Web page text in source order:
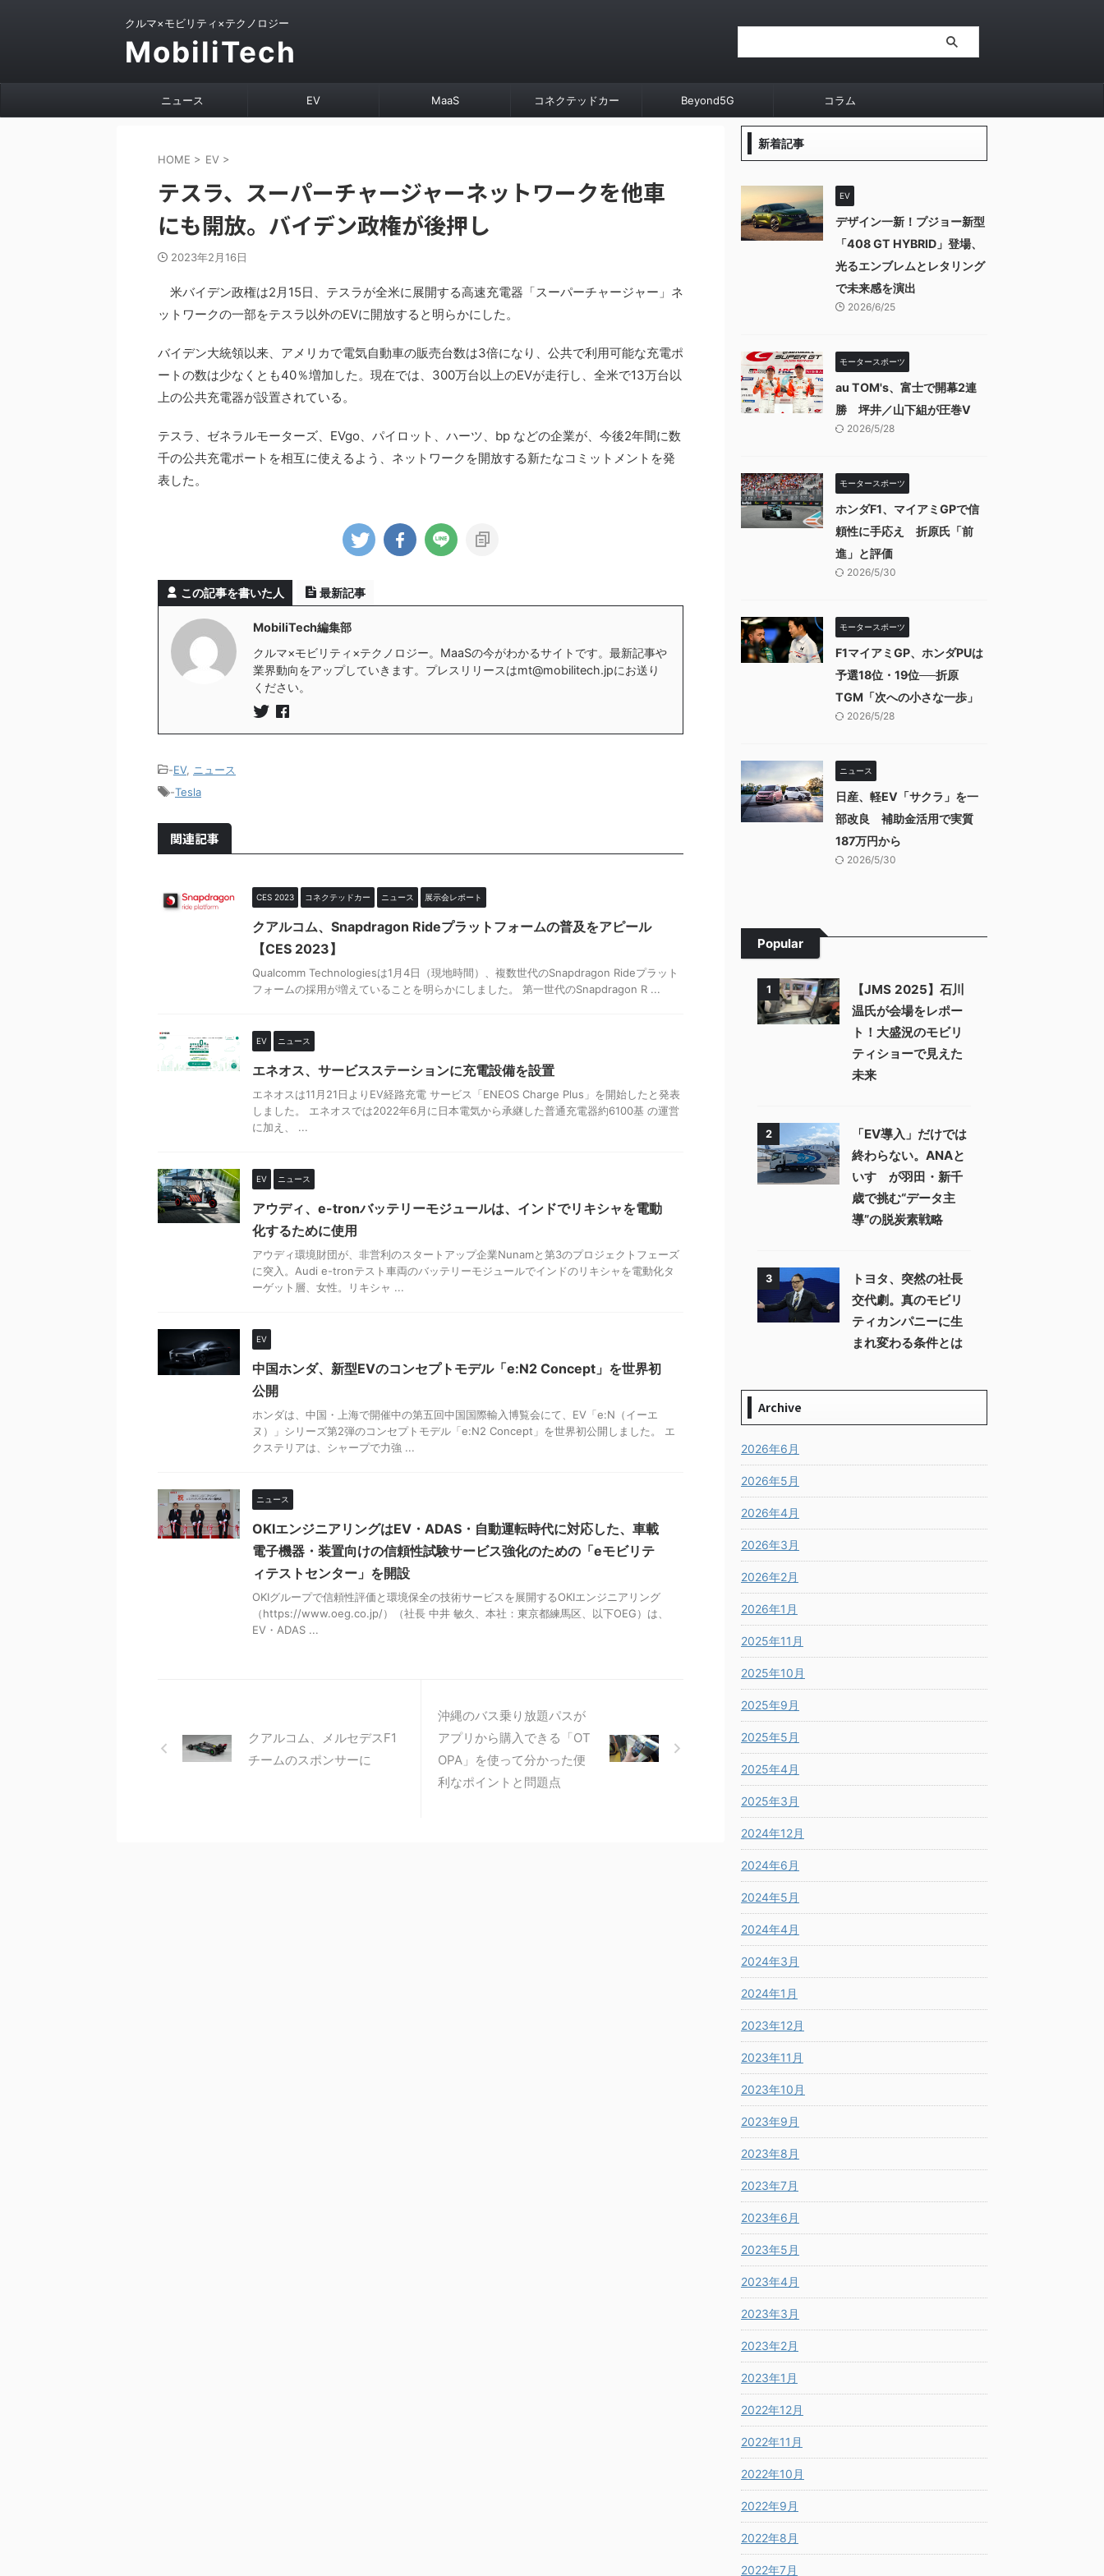
クルマ×モビリティ×テクノロジー
MobiliTech
ニュース EV MaaS コネクテッドカー Beyond5G コラム
HOME > EV >
テスラ、スーパーチャージャーネットワークを他車
にも開放。バイデン政権が後押し
2023年2月16日
米バイデン政権は2月15日、テスラが全米に展開する高速充電器「スーパーチャージャー」ネ
ットワークの一部をテスラ以外のEVに開放すると明らかにした。
バイデン大統領以来、アメリカで電気自動車の販売台数は3倍になり、公共で利用可能な充電ポ
ートの数は少なくとも40％増加した。現在では、300万台以上のEVが走行し、全米で13万台以
上の公共充電器が設置されている。
テスラ、ゼネラルモーターズ、EVgo、パイロット、ハーツ、bp などの企業が、今後2年間に数
千の公共充電ポートを相互に使えるよう、ネットワークを開放する新たなコミットメントを発
表した。
この記事を書いた人 最新記事
MobiliTech編集部
クルマ×モビリティ×テクノロジー。MaaSの今がわかるサイトです。最新記事や
業界動向をアップしていきます。プレスリリースはmt@mobilitech.jpにお送り
ください。
-EV, ニュース
-Tesla
関連記事
CES 2023 コネクテッドカー ニュース 展示会レポート
クアルコム、Snapdragon Rideプラットフォームの普及をアピール
【CES 2023】
Qualcomm Technologiesは1月4日（現地時間）、複数世代のSnapdragon Rideプラット
フォームの採用が増えていることを明らかにしました。 第一世代のSnapdragon R ...
EV ニュース
エネオス、サービスステーションに充電設備を設置
エネオスは11月21日よりEV経路充電 サービス「ENEOS Charge Plus」を開始したと発表
しました。 エネオスでは2022年6月に日本電気から承継した普通充電器約6100基 の運営
に加え、 ...
EV ニュース
アウディ、e-tronバッテリーモジュールは、インドでリキシャを電動
化するために使用
アウディ環境財団が、非営利のスタートアップ企業Nunamと第3のプロジェクトフェーズ
に突入。Audi e-tronテスト車両のバッテリーモジュールでインドのリキシャを電動化タ
ーゲット層、女性。リキシャ ...
EV
中国ホンダ、新型EVのコンセプトモデル「e:N2 Concept」を世界初
公開
ホンダは、中国・上海で開催中の第五回中国国際輸入博覧会にて、EV「e:N（イーエ
ヌ）」シリーズ第2弾のコンセプトモデル「e:N2 Concept」を世界初公開しました。 エ
クステリアは、シャープで力強 ...
ニュース
OKIエンジニアリングはEV・ADAS・自動運転時代に対応した、車載
電子機器・装置向けの信頼性試験サービス強化のための「eモビリテ
ィテストセンター」を開設
OKIグループで信頼性評価と環境保全の技術サービスを展開するOKIエンジニアリング
（https://www.oeg.co.jp/）（社長 中井 敏久、本社：東京都練馬区、以下OEG）は、
EV・ADAS ...
クアルコム、メルセデスF1
チームのスポンサーに
沖縄のバス乗り放題パスが
アプリから購入できる「OT
OPA」を使って分かった便
利なポイントと問題点
新着記事
EV
デザイン一新！プジョー新型
「408 GT HYBRID」登場、
光るエンブレムとレタリング
で未来感を演出
2026/6/25
モータースポーツ
au TOM's、富士で開幕2連
勝 坪井／山下組が圧巻V
2026/5/28
モータースポーツ
ホンダF1、マイアミGPで信
頼性に手応え 折原氏「前
進」と評価
2026/5/30
モータースポーツ
F1マイアミGP、ホンダPUは
予選18位・19位──折原
TGM「次への小さな一歩」
2026/5/28
ニュース
日産、軽EV「サクラ」を一
部改良 補助金活用で実質
187万円から
2026/5/30
Popular
1
【JMS 2025】石川
温氏が会場をレポー
ト！大盛況のモビリ
ティショーで見えた
未来
2
「EV導入」だけでは
終わらない。ANAと
いすゞが羽田・新千
歳で挑む“データ主
導”の脱炭素戦略
3
トヨタ、突然の社長
交代劇。真のモビリ
ティカンパニーに生
まれ変わる条件とは
Archive
2026年6月
2026年5月
2026年4月
2026年3月
2026年2月
2026年1月
2025年11月
2025年10月
2025年9月
2025年5月
2025年4月
2025年3月
2024年12月
2024年6月
2024年5月
2024年4月
2024年3月
2024年1月
2023年12月
2023年11月
2023年10月
2023年9月
2023年8月
2023年7月
2023年6月
2023年5月
2023年4月
2023年3月
2023年2月
2023年1月
2022年12月
2022年11月
2022年10月
2022年9月
2022年8月
2022年7月